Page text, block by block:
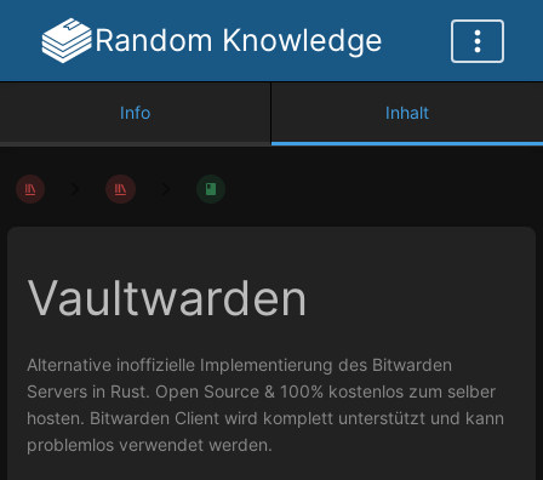
Random Knowledge
Info Inhalt
Vaultwarden
Alternative inoffizielle Implementierung des Bitwarden
Servers in Rust. Open Source & 100% kostenlos zum selber
hosten. Bitwarden Client wird komplett unterstützt und kann
problemlos verwendet werden.